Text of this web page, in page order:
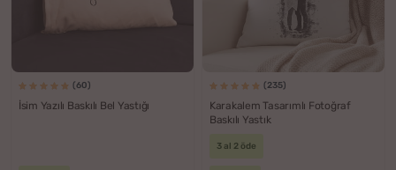
(60)
İsim Yazılı Baskılı Bel Yastığı
(235)
Karakalem Tasarımlı Fotoğraf
Baskılı Yastık
3 al 2 öde